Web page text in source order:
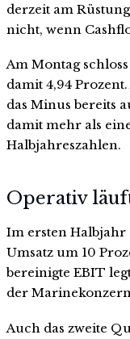
derzeit am
nicht, wenn
Am Montag
damit 4,94
das Minus bereits
damit mehr als
Halbjahreszahlen.
Operativ
Im ersten Halbjahr
Umsatz um 10
bereinigte EBIT
der
Auch das zweite